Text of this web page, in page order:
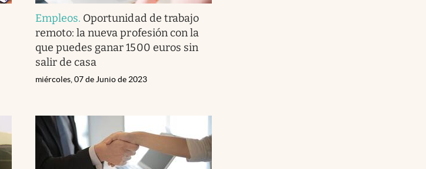
Empleos. Oportunidad de trabajo
remoto: la nueva profesión con la
que puedes ganar 1500 euros sin
salir de casa
miércoles, 07 de Junio de 2023